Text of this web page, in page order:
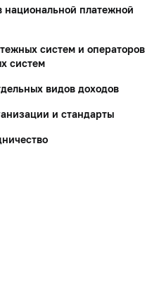
платежной
систем и операторов
систем
видов доходов
и стандарты